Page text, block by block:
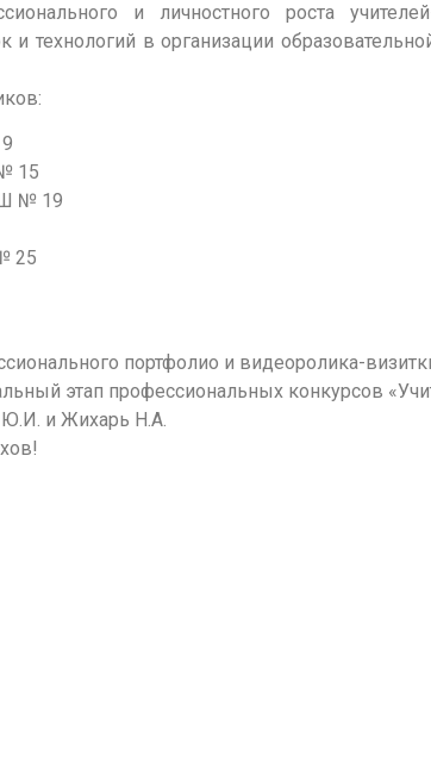
и личностного роста
технологий в организации
15
№ 19
25
портфолио и видеоролика-
этап профессиональных конкурсов
и Жихарь Н.А.